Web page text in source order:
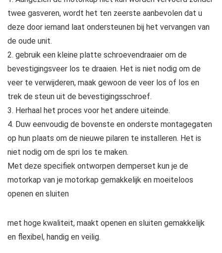
twee gasveren, wordt het ten zeerste aanbevolen dat u
deze door iemand laat ondersteunen bij het vervangen van
de oude unit.
2. gebruik een kleine platte schroevendraaier om de
bevestigingsveer los te draaien. Het is niet nodig om de
veer te verwijderen, maak gewoon de veer los of los en
trek de steun uit de bevestigingsschroef.
3. Herhaal het proces voor het andere uiteinde.
4. Duw eenvoudig de bovenste en onderste montagegaten
op hun plaats om de nieuwe pilaren te installeren. Het is
niet nodig om de spri los te maken.
Met deze specifiek ontworpen demperset kun je de
motorkap van je motorkap gemakkelijk en moeiteloos
openen en sluiten
met hoge kwaliteit, maakt openen en sluiten gemakkelijk
en flexibel, handig en veilig.